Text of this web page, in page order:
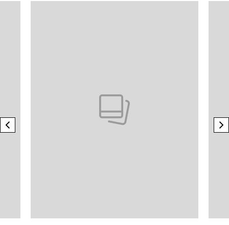
previous element